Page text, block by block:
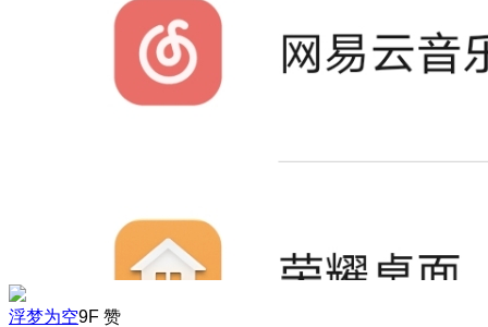
浮梦为空9F 赞